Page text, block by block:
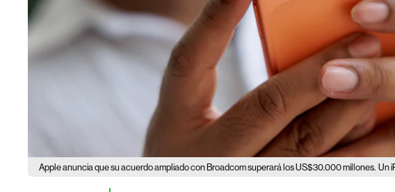
Apple anuncia que su acuerdo ampliado con Broadcom superará los US$30.000 millones. Un